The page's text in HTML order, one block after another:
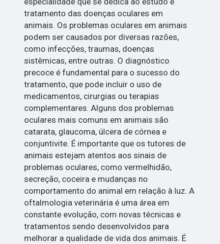
tratamento das doenças oculares em
animais. Os problemas oculares em animais
podem ser causados por diversas razões,
como infecções, traumas, doenças
sistêmicas, entre outras. O diagnóstico
precoce é fundamental para o sucesso do
tratamento, que pode incluir o uso de
medicamentos, cirurgias ou terapias
complementares. Alguns dos problemas
oculares mais comuns em animais são
catarata, glaucoma, úlcera de córnea e
conjuntivite. É importante que os tutores de
animais estejam atentos aos sinais de
problemas oculares, como vermelhidão,
secreção, coceira e mudanças no
comportamento do animal em relação à luz. A
oftalmologia veterinária é uma área em
constante evolução, com novas técnicas e
tratamentos sendo desenvolvidos para
melhorar a qualidade de vida dos animais. É